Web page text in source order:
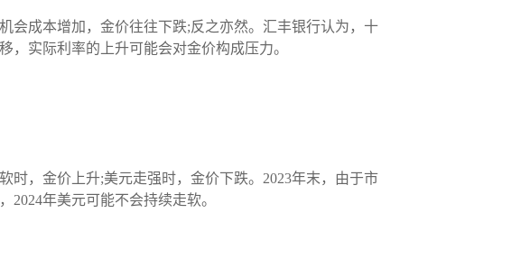
会成本增加，金价往往下跌;反之亦然。汇丰银行认为，十
实际利率的上升可能会对金价构成压力。
时，金价上升;美元走强时，金价下跌。2023年末，由于市
年美元可能不会持续走软。